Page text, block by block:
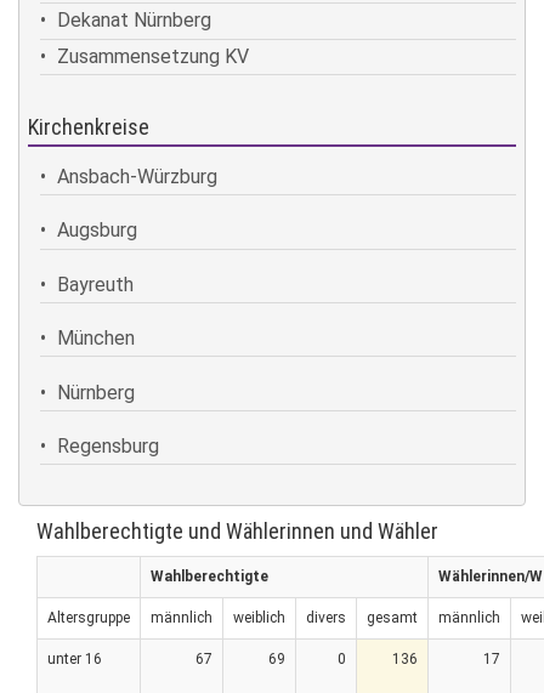
Dekanat Nürnberg
Zusammensetzung KV
Kirchenkreise
Ansbach-Würzburg
Augsburg
Bayreuth
München
Nürnberg
Regensburg
Wahlberechtigte und Wählerinnen und Wähler
Wahlberechtigte Wählerinnen/
Altersgruppe männlich weiblich divers gesamt männlich
unter 16 67 69 0 136 17